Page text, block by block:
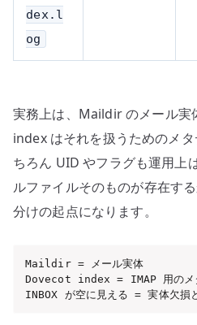
dex.l
og
実務上は、Maildir のメール
index はそれを扱うためのメ
ちろん UID やフラグも運用上
ルファイルそのものが存在す
分けの起点になります。
Maildir = メール実体
Dovecot index = IMAP 用のメ
INBOX が空に見える = 実体欠損